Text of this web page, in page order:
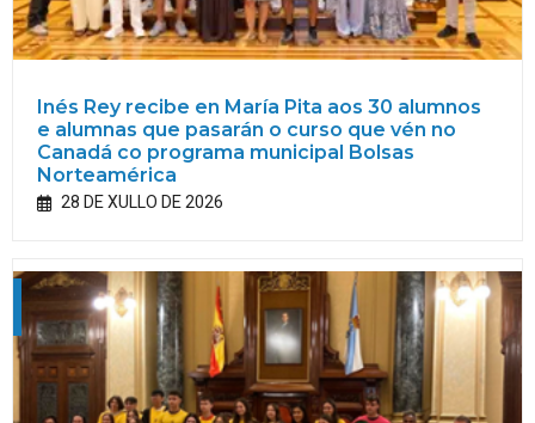
Inés Rey recibe en María Pita aos 30 alumnos
e alumnas que pasarán o curso que vén no
Canadá co programa municipal Bolsas
Norteamérica
28 DE XULLO DE 2026